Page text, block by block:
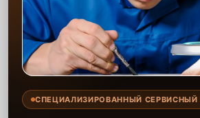
СПЕЦИАЛИЗИРОВАННЫЙ СЕРВИСНЫЙ